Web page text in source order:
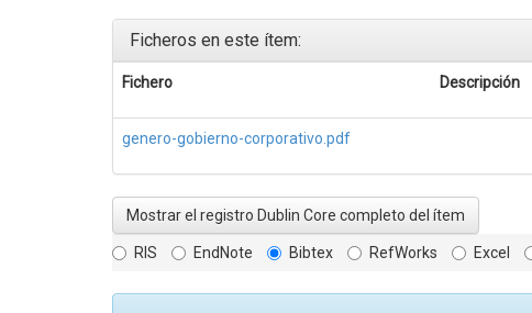
Ficheros en este ítem:
Fichero Descripción
genero-gobierno-corporativo.pdf
Mostrar el registro Dublin Core completo del ítem
RIS EndNote Bibtex RefWorks Excel